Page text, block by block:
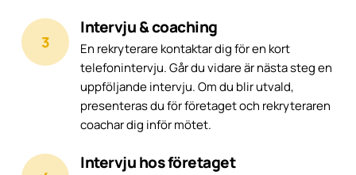
Intervju & coaching
En rekryterare kontaktar dig för en kort
telefonintervju. Går du vidare är nästa steg en
uppföljande intervju. Om du blir utvald,
presenteras du för företaget och rekryteraren
coachar dig inför mötet.
Intervju hos företaget